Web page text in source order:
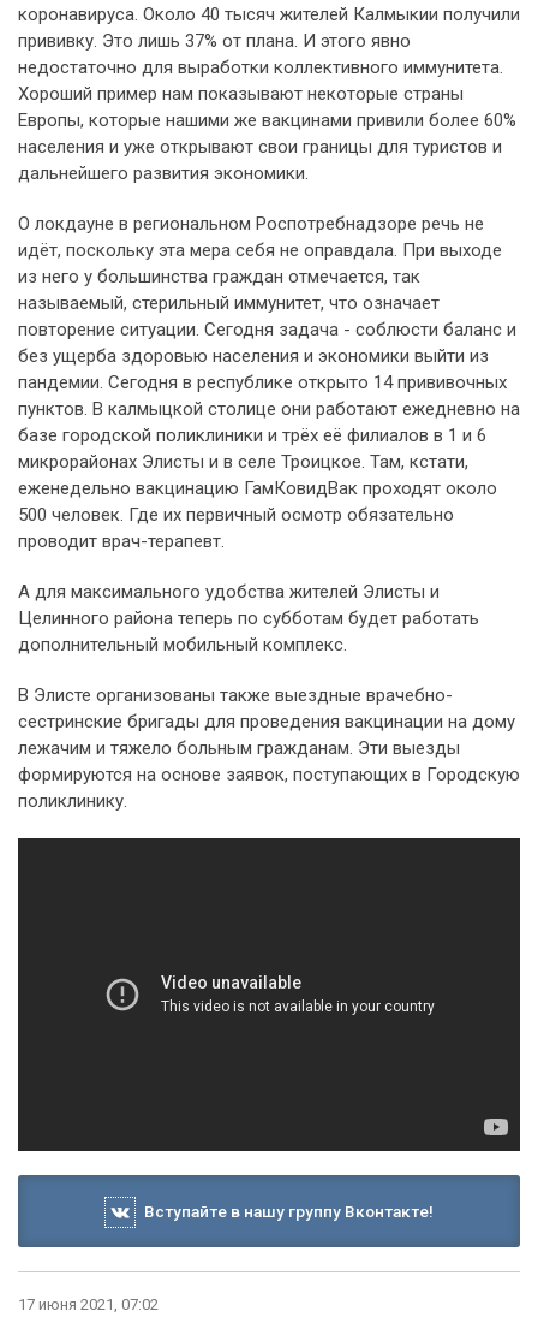
коронавируса. Около 40 тысяч жителей Калмыкии получили
прививку. Это лишь 37% от плана. И этого явно
недостаточно для выработки коллективного иммунитета.
Хороший пример нам показывают некоторые страны
Европы, которые нашими же вакцинами привили более 60%
населения и уже открывают свои границы для туристов и
дальнейшего развития экономики.
О локдауне в региональном Роспотребнадзоре речь не
идёт, поскольку эта мера себя не оправдала. При выходе
из него у большинства граждан отмечается, так
называемый, стерильный иммунитет, что означает
повторение ситуации. Сегодня задача - соблюсти баланс и
без ущерба здоровью населения и экономики выйти из
пандемии. Сегодня в республике открыто 14 прививочных
пунктов. В калмыцкой столице они работают ежедневно на
базе городской поликлиники и трёх её филиалов в 1 и 6
микрорайонах Элисты и в селе Троицкое. Там, кстати,
еженедельно вакцинацию ГамКовидВак проходят около
500 человек. Где их первичный осмотр обязательно
проводит врач-терапевт.
А для максимального удобства жителей Элисты и
Целинного района теперь по субботам будет работать
дополнительный мобильный комплекс.
В Элисте организованы также выездные врачебно-
сестринские бригады для проведения вакцинации на дому
лежачим и тяжело больным гражданам. Эти выезды
формируются на основе заявок, поступающих в Городскую
поликлинику.
Вступайте в нашу группу Вконтакте!
17 июня 2021, 07:02